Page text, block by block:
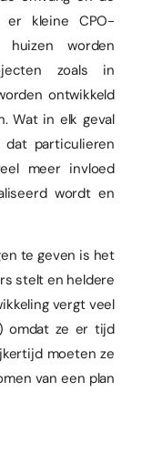
er kleine CPO-
worden
zoals in
ontwikkeld
Wat in elk geval
particulieren
meer invloed
wordt en
te geven is het
stelt en heldere
vergt veel
omdat ze er tijd
moeten ze
van een plan